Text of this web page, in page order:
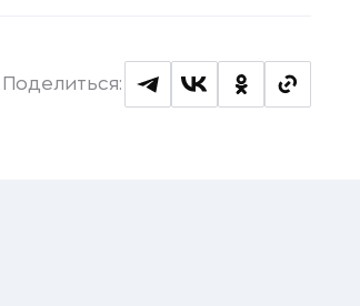
Поделиться: